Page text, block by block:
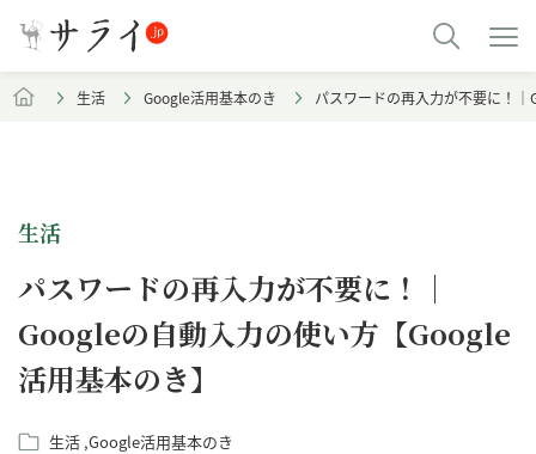
生活 Google活用基本のき パスワードの再入力が不要に！
生活
パスワードの再入力が不要に！｜
Googleの自動入力の使い方【Google
活用基本のき】
生活 Google活用基本のき